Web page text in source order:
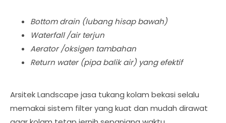
Bottom drain (lubang hisap bawah)
Waterfall /air terjun
Aerator /oksigen tambahan
Return water (pipa balik air) yang efektif
Arsitek Landscape jasa tukang kolam bekasi selalu
memakai sistem filter yang kuat dan mudah dirawat